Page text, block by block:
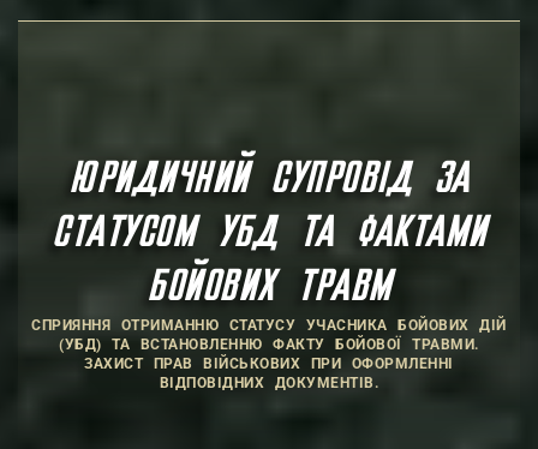
ЮРИДИЧНИЙ СУПРОВІД ЗА
СТАТУСОМ УБД ТА ФАКТАМИ
БОЙОВИХ ТРАВМ
СПРИЯННЯ ОТРИМАННЮ СТАТУСУ УЧАСНИКА БОЙОВИХ ДІЙ
(УБД) ТА ВСТАНОВЛЕННЮ ФАКТУ БОЙОВОЇ ТРАВМИ.
ЗАХИСТ ПРАВ ВІЙСЬКОВИХ ПРИ ОФОРМЛЕННІ
ВІДПОВІДНИХ ДОКУМЕНТІВ.